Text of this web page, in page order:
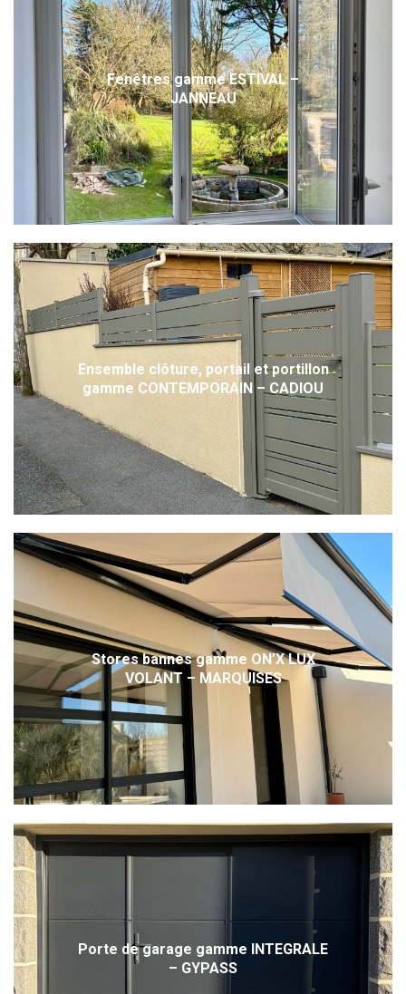
Fenêtres gamme ESTIVAL –
JANNEAU
Ensemble clôture, portail et portillon
gamme CONTEMPORAIN – CADIOU
Stores bannes gamme ON’X LUX
VOLANT – MARQUISES
Porte de garage gamme INTEGRALE
– GYPASS